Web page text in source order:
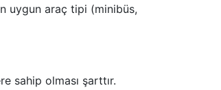
uygun araç tipi (minibüs,
sahip olması şarttır.